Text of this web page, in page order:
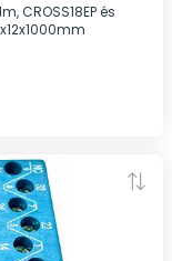
CROSS18EP és